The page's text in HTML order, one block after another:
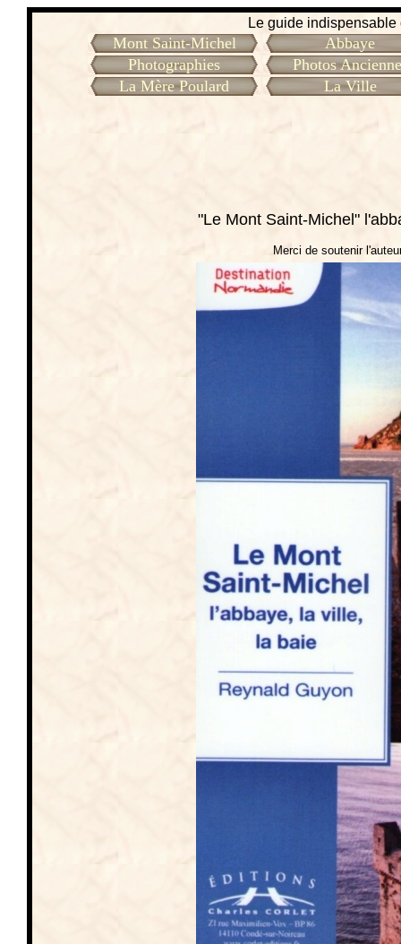
Le guide
Mont Saint-Michel
Abbaye
Photographies
Photos
La Mère Poulard
La Ville
"Le Mont Saint-Michel"
Merci de soutenir